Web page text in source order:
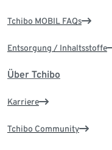
Tchibo MOBIL FAQs
Entsorgung / Inhaltsstoffe
Über Tchibo
Karriere
Tchibo Community